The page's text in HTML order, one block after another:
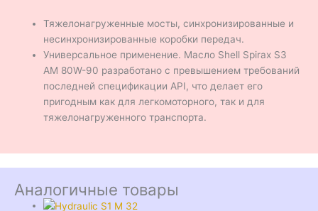
Тяжелонагруженные мосты, синхронизированные и
несинхронизированные коробки передач.
Универсальное применение. Масло Shell Spirax S3
AM 80W-90 разработано с превышением требований
последней спецификации API, что делает его
пригодным как для легкомоторного, так и для
тяжелонагруженного транспорта.
Аналогичные товары